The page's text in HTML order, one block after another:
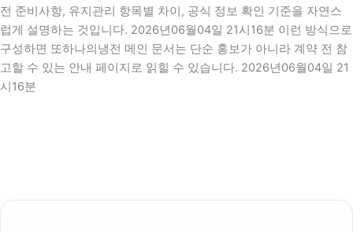
전 준비사항, 유지관리 항목별 차이, 공식 정보 확인 기준을 자연스
럽게 설명하는 것입니다. 2026년06월04일 21시16분 이런 방식으로
구성하면 또하나의냉전 메인 문서는 단순 홍보가 아니라 계약 전 참
고할 수 있는 안내 페이지로 읽힐 수 있습니다. 2026년06월04일 21
시16분